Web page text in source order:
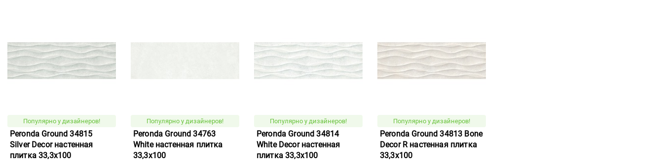
Популярно у дизайнеров!
Peronda Ground 34815
Silver Decor настенная
плитка 33,3x100
Популярно у дизайнеров!
Peronda Ground 34763
White настенная плитка
33,3x100
Популярно у дизайнеров!
Peronda Ground 34814
White Decor настенная
плитка 33,3x100
Популярно у дизайнеров!
Peronda Ground 34813 Bone
Decor R настенная плитка
33,3x100